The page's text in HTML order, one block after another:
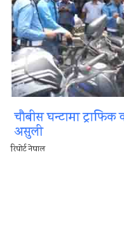
चौबीस घन्टामा ट्राफिक
असुली
रिपोर्ट नेपाल